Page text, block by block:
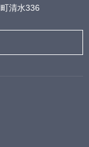
清水336